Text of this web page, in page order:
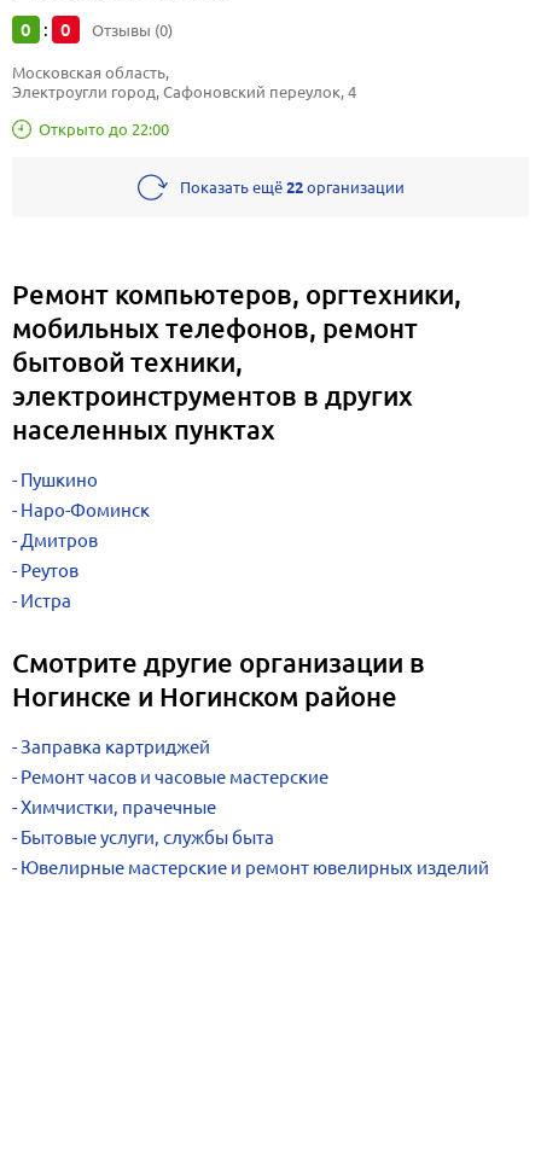
0 : 0 Отзывы (0)
Открыто до 22:00
Московская область,
Электроугли город, Сафоновский переулок, 4
Показать ещё22организации
Ремонт компьютеров, оргтехники,
мобильных телефонов, ремонт
бытовой техники,
электроинструментов в других
населенных пунктах
Пушкино
Наро-Фоминск
Дмитров
Реутов
Истра
Смотрите другие организации в
Ногинске и Ногинском районе
Заправка картриджей
Ремонт часов и часовые мастерские
Химчистки, прачечные
Бытовые услуги, службы быта
Ювелирные мастерские и ремонт ювелирных изделий